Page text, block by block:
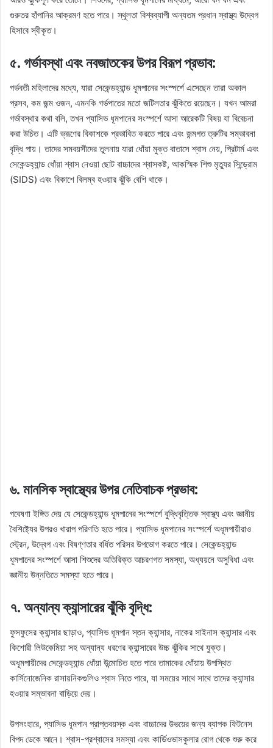
গুরুতর হাঁপানির আক্রমণ হতে পারে। স্থূলতা বিশ্বব্যাপী অন্যতম প্রধান স্বাস্থ্য উদ্বেগ
হিসাবে স্বীকৃত।
৫. গর্ভাবস্থা এবং নবজাতকের উপর বিরূপ প্রভাব:
গর্ভবতী মহিলাদের মধ্যে, যারা সেকেন্ডহ্যান্ড ধূমপানের সংস্পর্শে এসেছেন তারা অকাল
প্রসব, কম জন্ম ওজন, এমনকি গর্ভপাতের মতো জটিলতার ঝুঁকিতে রয়েছেন। যখন আমরা
গর্ভাবস্থার কথা বলি, তখন প্যাসিভ ধূমপানের সংস্পর্শে আসা আরেকটি বিষয় যা বিবেচনা
করা উচিত। এটি ভ্রূণের বিকাশকে প্রভাবিত করতে পারে এবং জন্মগত ত্রুটির সম্ভাবনা
বৃদ্ধি পায়। তাদের সমবয়সীদের তুলনায় যারা ধোঁয়া মুক্ত বাতাসে শ্বাস নেয়, প্রিটার্ম এবং
সেকেন্ডহ্যান্ড ধোঁয়া শ্বাস নেওয়া ছোট বাচ্চাদের শ্বাসকষ্ট, আকস্মিক শিশু মৃত্যুর সিন্ড্রোম
(SIDS) এবং বিকাশে বিলম্ব হওয়ার ঝুঁকি বেশি থাকে।
৬. মানসিক স্বাস্থ্যের উপর নেতিবাচক প্রভাব:
গবেষণা ইঙ্গিত দেয় যে সেকেন্ডহ্যান্ড ধূমপানের সংস্পর্শে বুদ্ধিবৃত্তিক স্বাস্থ্য এবং জ্ঞানীয়
বৈশিষ্ট্যের উপরও খারাপ পরিণতি হতে পারে। প্যাসিভ ধূমপানের সংস্পর্শে অধূমপায়ীরাও
স্ট্রেন, উদ্বেগ এবং বিষণ্ণতার বর্ধিত পরিসর উপভোগ করতে পারে। সেকেন্ডহ্যান্ড
ধূমপানের সংস্পর্শে আসা শিশুদের অতিরিক্ত আচরণগত সমস্যা, অধ্যয়নে অসুবিধা এবং
জ্ঞানীয় উন্নতিতে সমস্যা হতে পারে।
৭. অন্যান্য ক্যান্সারের ঝুঁকি বৃদ্ধি:
ফুসফুসের ক্যান্সার ছাড়াও, প্যাসিভ ধূমপান স্তন ক্যান্সার, নাকের সাইনাস ক্যান্সার এবং
কিশোরী লিউকেমিয়া সহ অন্যান্য ধরণের ক্যান্সারের উচ্চ ঝুঁকির সাথে যুক্ত।
অধূমপায়ীদের সেকেন্ডহ্যান্ড ধোঁয়া উন্মোচিত হতে পারে তামাকের ধোঁয়ায় উপস্থিত
কার্সিনোজেনিক রাসায়নিকগুলিও শ্বাস নিতে পারে, যা সময়ের সাথে সাথে তাদের ক্যান্সার
হওয়ার সম্ভাবনা বাড়িয়ে দেয়।
উপসংহারে, প্যাসিভ ধূমপান প্রাপ্তবয়স্ক এবং বাচ্চাদের উভয়ের জন্য ব্যাপক ফিটনেস
বিপদ ডেকে আনে। শ্বাস-প্রশ্বাসের সমস্যা এবং কার্ডিওভাসকুলার রোগ থেকে শুরু করে